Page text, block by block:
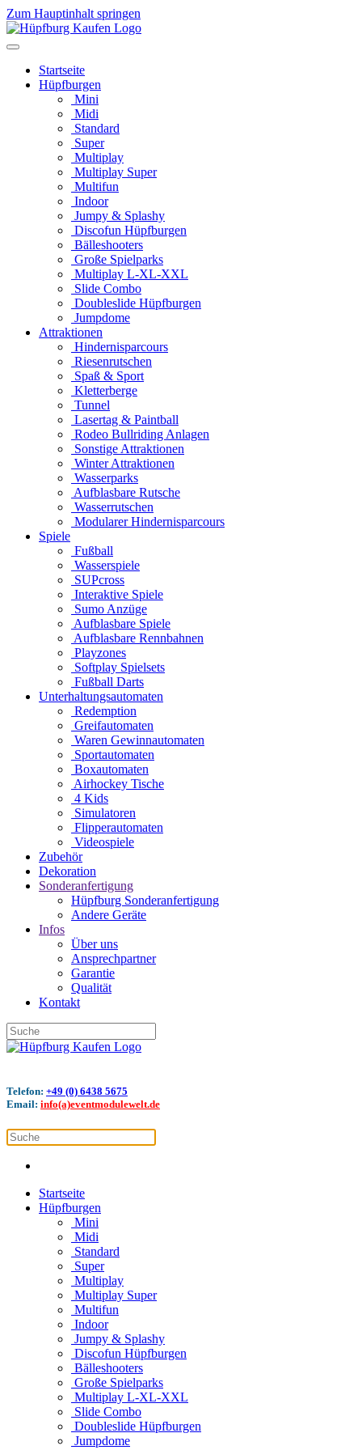
Zum Hauptinhalt springen
Startseite
Hüpfburgen
Mini
Midi
Standard
Super
Multiplay
Multiplay Super
Multifun
Indoor
Jumpy & Splashy
Discofun Hüpfburgen
Bälleshooters
Große Spielparks
Multiplay L-XL-XXL
Slide Combo
Doubleslide Hüpfburgen
Jumpdome
Attraktionen
Hindernisparcours
Riesenrutschen
Spaß & Sport
Kletterberge
Tunnel
Lasertag & Paintball
Rodeo Bullriding Anlagen
Sonstige Attraktionen
Winter Attraktionen
Wasserparks
Aufblasbare Rutsche
Wasserrutschen
Modularer Hindernisparcours
Spiele
Fußball
Wasserspiele
SUPcross
Interaktive Spiele
Sumo Anzüge
Aufblasbare Spiele
Aufblasbare Rennbahnen
Playzones
Softplay Spielsets
Fußball Darts
Unterhaltungsautomaten
Redemption
Greifautomaten
Waren Gewinnautomaten
Sportautomaten
Boxautomaten
Airhockey Tische
4 Kids
Simulatoren
Flipperautomaten
Videospiele
Zubehör
Dekoration
Sonderanfertigung
Hüpfburg Sonderanfertigung
Andere Geräte
Infos
Über uns
Ansprechpartner
Garantie
Qualität
Kontakt
Telefon: +49 (0) 6438 5675
Email: info(a)eventmodulewelt.de
Startseite
Hüpfburgen
Mini
Midi
Standard
Super
Multiplay
Multiplay Super
Multifun
Indoor
Jumpy & Splashy
Discofun Hüpfburgen
Bälleshooters
Große Spielparks
Multiplay L-XL-XXL
Slide Combo
Doubleslide Hüpfburgen
Jumpdome